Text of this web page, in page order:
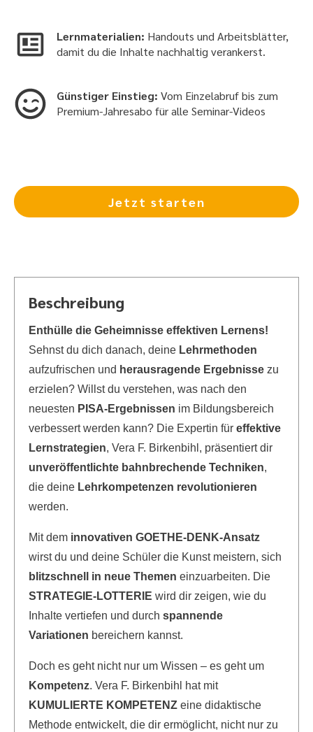
Lernmaterialien: Handouts und Arbeitsblätter,
damit du die Inhalte nachhaltig verankerst.
Günstiger Einstieg: Vom Einzelabruf bis zum
Premium-Jahresabo für alle Seminar-Videos
Jetzt starten
Beschreibung
Enthülle die Geheimnisse effektiven Lernens!
Sehnst du dich danach, deine Lehrmethoden
aufzufrischen und herausragende Ergebnisse zu
erzielen? Willst du verstehen, was nach den
neuesten PISA-Ergebnissen im Bildungsbereich
verbessert werden kann? Die Expertin für effektive
Lernstrategien, Vera F. Birkenbihl, präsentiert dir
unveröffentlichte bahnbrechende Techniken,
die deine Lehrkompetenzen revolutionieren
werden.
Mit dem innovativen GOETHE-DENK-Ansatz
wirst du und deine Schüler die Kunst meistern, sich
blitzschnell in neue Themen einzuarbeiten. Die
STRATEGIE-LOTTERIE wird dir zeigen, wie du
Inhalte vertiefen und durch spannende
Variationen bereichern kannst.
Doch es geht nicht nur um Wissen – es geht um
Kompetenz. Vera F. Birkenbihl hat mit
KUMULIERTE KOMPETENZ eine didaktische
Methode entwickelt, die dir ermöglicht, nicht nur zu